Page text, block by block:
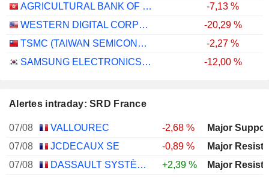
AGRICULTURAL BANK OF CHINA LIMITED
-7,13 %
WESTERN DIGITAL CORPORATION
-20,29 %
TSMC (TAIWAN SEMICONDUCTOR MANUFACTURING COMPANY)
-2,27 %
SAMSUNG ELECTRONICS CO., LTD.
-12,00 %
Alertes intraday: SRD France
07/08 VALLOUREC
-2,68 %
07/08
JCDECAUX SE
-0,89 %
07/08
DASSAULT SYSTÈMES SE
+2,39 %